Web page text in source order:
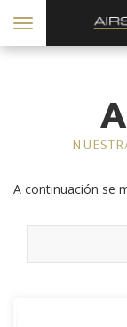
Toggle
navigation
A continuación se